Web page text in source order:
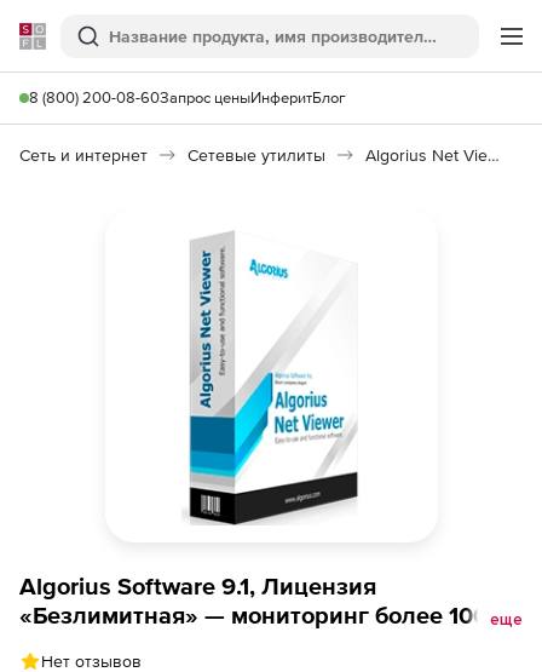
Softline
Поиск
8 (800) 200-08-60Запрос ценыИнферитБлог
Сеть и интернет Сетевые утилиты Algorius Net Viewer
Algorius Software 9.1, Лицензия
«Безлимитная» — мониторинг более 1000еще
Нет отзывов